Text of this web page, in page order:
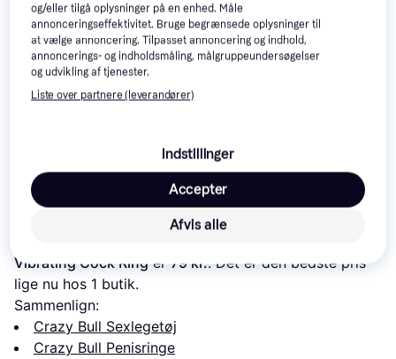
319 kr.
Læs om produktet
Vibrating Cock Ring er 79 kr.. Det er den bedste pris
lige nu hos 1 butik.
Sammenlign:
Crazy Bull Sexlegetøj
Crazy Bull Penisringe
og/eller tilgå oplysninger på en enhed. Måle
annonceringseffektivitet. Bruge begrænsede oplysninger til
at vælge annoncering. Tilpasset annoncering og indhold,
annoncerings- og indholdsmåling, målgruppeundersøgelser
og udvikling af tjenester.
Liste over partnere (leverandører)
Indstillinger
Afvis alle
Accepter